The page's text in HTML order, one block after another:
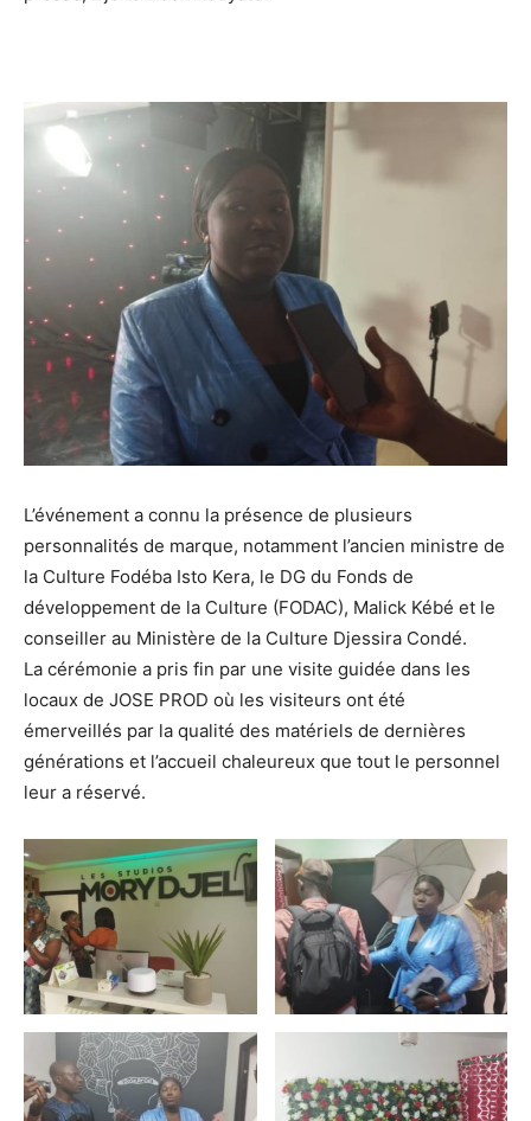
L’événement a connu la présence de plusieurs
personnalités de marque, notamment l’ancien ministre de
la Culture Fodéba Isto Kera, le DG du Fonds de
développement de la Culture (FODAC), Malick Kébé et le
conseiller au Ministère de la Culture Djessira Condé.
La cérémonie a pris fin par une visite guidée dans les
locaux de JOSE PROD où les visiteurs ont été
émerveillés par la qualité des matériels de dernières
générations et l’accueil chaleureux que tout le personnel
leur a réservé.